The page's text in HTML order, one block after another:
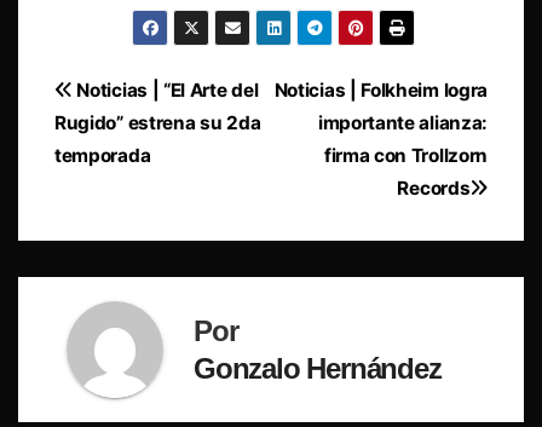
Navegación
de
Noticias | Folkheim logra
importante alianza:
firma con Trollzorn
Records
Noticias | “El Arte del
Rugido” estrena su 2da
temporada
Por
Gonzalo Hernández